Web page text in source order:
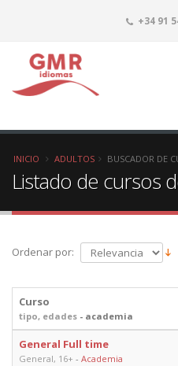
+34 91
INICIO ADULTOS BUSCADOR DE
Listado de cursos
Ordenar por:
Curso
tipo, edades - academia
General Full time
General, 16+ - Academia